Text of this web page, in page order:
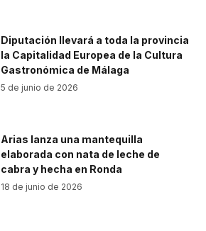
Diputación llevará a toda la provincia
la Capitalidad Europea de la Cultura
Gastronómica de Málaga
5 de junio de 2026
Arias lanza una mantequilla
elaborada con nata de leche de
cabra y hecha en Ronda
18 de junio de 2026